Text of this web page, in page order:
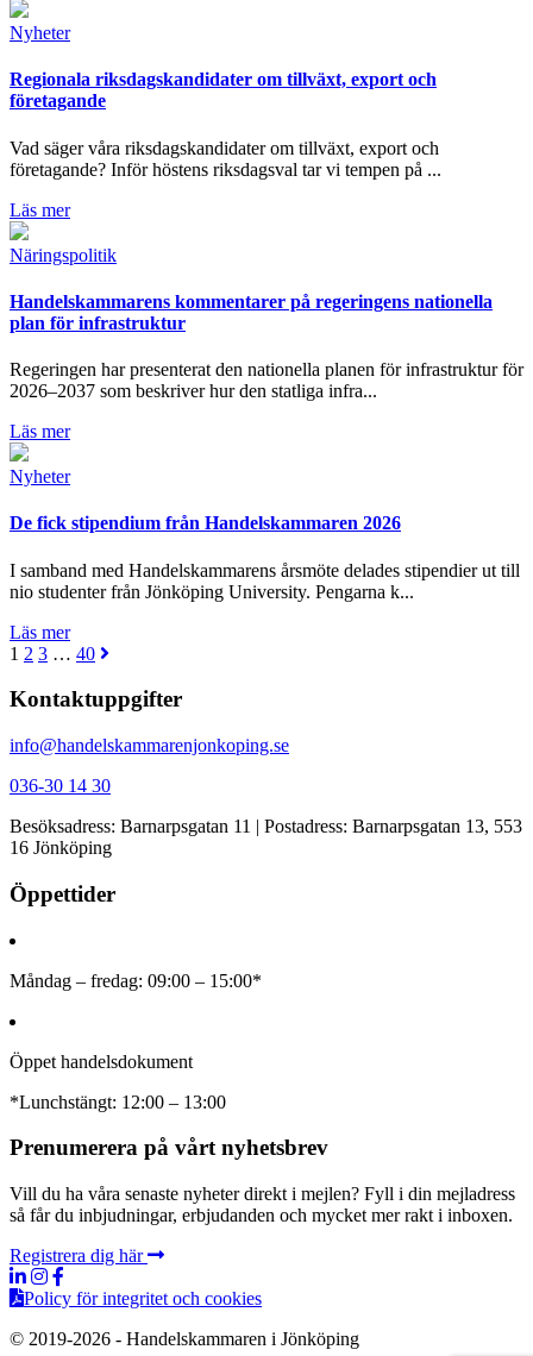
Nyheter
Regionala riksdagskandidater om tillväxt, export och
företagande
Vad säger våra riksdagskandidater om tillväxt, export och
företagande? Inför höstens riksdagsval tar vi tempen på ...
Läs mer
Näringspolitik
Handelskammarens kommentarer på regeringens nationella
plan för infrastruktur
Regeringen har presenterat den nationella planen för infrastruktur för
2026–2037 som beskriver hur den statliga infra...
Läs mer
Nyheter
De fick stipendium från Handelskammaren 2026
I samband med Handelskammarens årsmöte delades stipendier ut till
nio studenter från Jönköping University. Pengarna k...
Läs mer
1 2 3 … 40
Kontaktuppgifter
info@handelskammarenjonkoping.se
036-30 14 30
Besöksadress: Barnarpsgatan 11 | Postadress: Barnarpsgatan 13, 553
16 Jönköping
Öppettider
Måndag – fredag: 09:00 – 15:00*
Öppet handelsdokument
*Lunchstängt: 12:00 – 13:00
Prenumerera på vårt nyhetsbrev
Vill du ha våra senaste nyheter direkt i mejlen? Fyll i din mejladress
så får du inbjudningar, erbjudanden och mycket mer rakt i inboxen.
Registrera dig här
Policy för integritet och cookies
© 2019-2026 - Handelskammaren i Jönköping